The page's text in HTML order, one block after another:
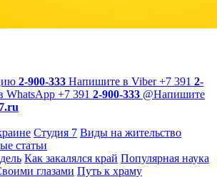
2-900-333 Напишите в Viber +7 391 2-
WhatsApp +7 391 2-900-333 @Напишите
Студия 7 Виды на жительство
статьи
Как закалялся край Популярная наука
глазами Путь к храму